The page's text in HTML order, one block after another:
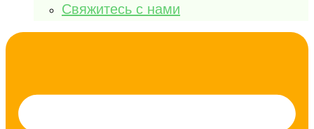
Свяжитесь с нами